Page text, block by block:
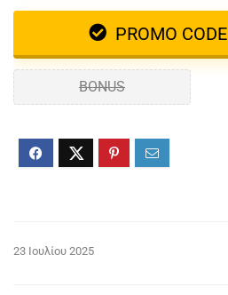
PROMO CODE
BONUS
23 Ιουλίου 2025